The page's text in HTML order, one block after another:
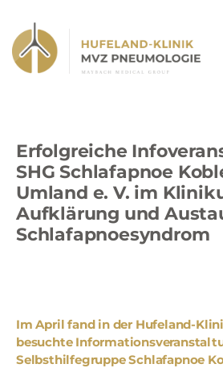
Erfolgreiche
SHG Schlafapnoe
Umland e. V. im
Aufklärung und
Schlafapnoesyndrom
Im April fand in der Hufeland-
besuchte
Selbsthilfegruppe Schlafapnoe